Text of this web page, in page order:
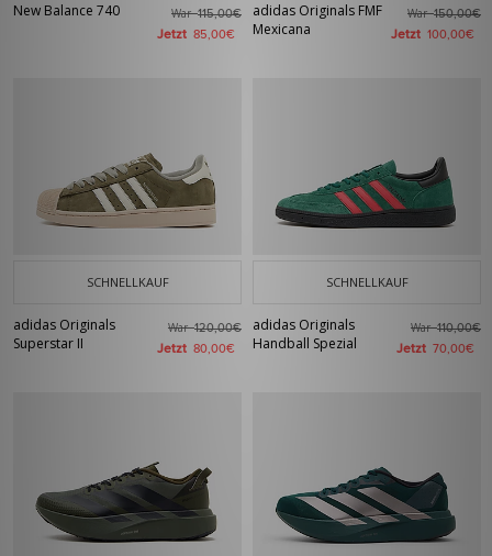
New Balance 740 War115,00€
Jetzt 85,00€
adidas Originals FMF
Mexicana
War150,00€
Jetzt 100,00€
SCHNELLKAUF
adidas Originals
Superstar II
War120,00€
Jetzt 80,00€
SCHNELLKAUF
adidas Originals
Handball Spezial
War110,00€
Jetzt 70,00€